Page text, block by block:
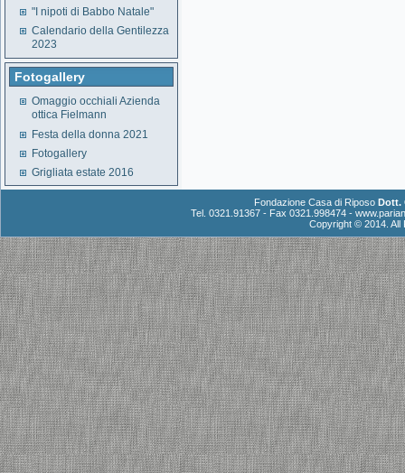
"I nipoti di Babbo Natale"
Calendario della Gentilezza
2023
Fotogallery
Omaggio occhiali Azienda
ottica Fielmann
Festa della donna 2021
Fotogallery
Grigliata estate 2016
Fondazione Casa di RiposoDott.
Tel. 0321.91367 - Fax 0321.998474 -
Copyright © 2014.